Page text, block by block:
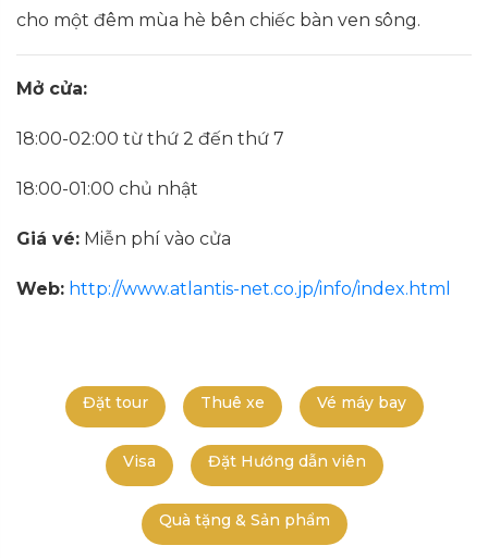
cho một đêm mùa hè bên chiếc bàn ven sông.
Mở cửa:
18:00-02:00 từ thứ 2 đến thứ 7
18:00-01:00 chủ nhật
Giá vé: Miễn phí vào cửa
Web: http://www.atlantis-net.co.jp/info/index.html
Đặt tour Thuê xe Vé máy bay
Visa Đặt Hướng dẫn viên
Quà tặng & Sản phẩm